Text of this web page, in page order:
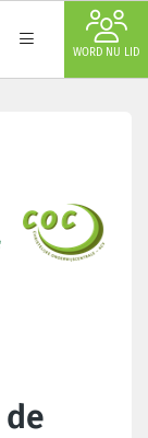
WORD NU LID